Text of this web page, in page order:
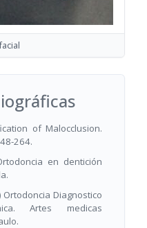
of Malocclusion.
264.
en dentición
Ortodoncia Diagnostico
Artes medicas